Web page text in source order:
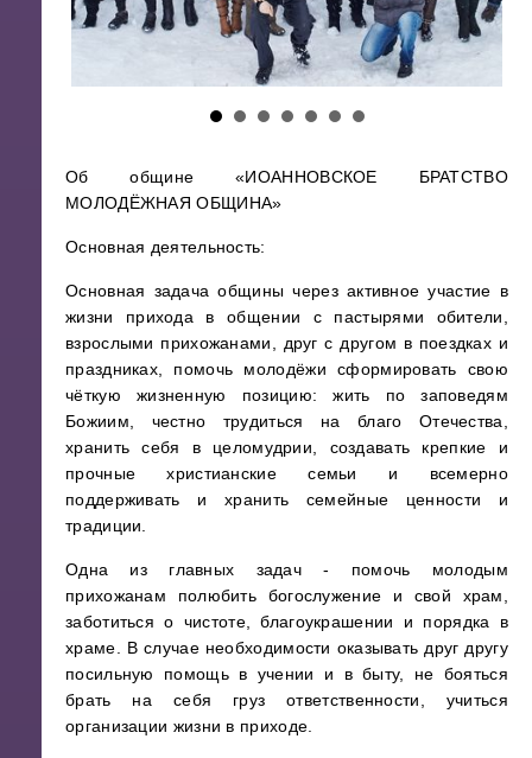
Об общине «ИОАННОВСКОЕ БРАТСТВО
МОЛОДЁЖНАЯ ОБЩИНА»
Основная деятельность:
Основная задача общины через активное участие в
жизни прихода в общении с пастырями обители,
взрослыми прихожанами, друг с другом в поездках и
праздниках, помочь молодёжи сформировать свою
чёткую жизненную позицию: жить по заповедям
Божиим, честно трудиться на благо Отечества,
хранить себя в целомудрии, создавать крепкие и
прочные христианские семьи и всемерно
поддерживать и хранить семейные ценности и
традиции.
Одна из главных задач - помочь молодым
прихожанам полюбить богослужение и свой храм,
заботиться о чистоте, благоукрашении и порядка в
храме. В случае необходимости оказывать друг другу
посильную помощь в учении и в быту, не бояться
брать на себя груз ответственности, учиться
организации жизни в приходе.